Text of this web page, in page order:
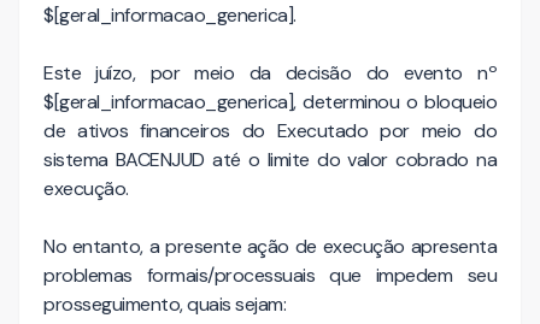
$[geral_informacao_generica].
Este juízo, por meio da decisão do evento nº
$[geral_informacao_generica], determinou o bloqueio
de ativos financeiros do Executado por meio do
sistema BACENJUD até o limite do valor cobrado na
execução.
No entanto, a presente ação de execução apresenta
problemas formais/processuais que impedem seu
prosseguimento, quais sejam: